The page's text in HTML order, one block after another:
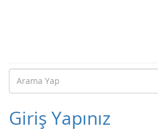
Giriş Yapınız